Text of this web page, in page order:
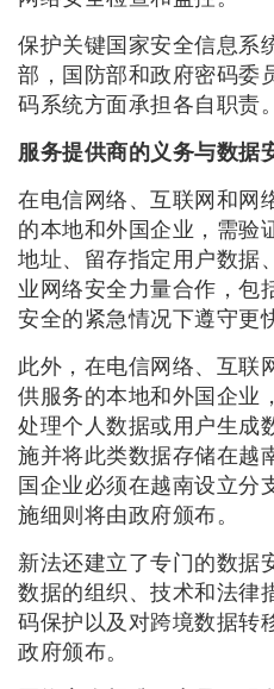
保护关键国家安全信息系
部，国防部和政府密码委
码系统方面承担各自职责。
服务提供商的义务与数据
在电信网络、互联网和网
的本地和外国企业，需验
地址、留存指定用户数据
业网络安全力量合作，包
安全的紧急情况下遵守更
此外，在电信网络、互联
供服务的本地和外国企业
处理个人数据或用户生成
施并将此类数据存储在越
国企业必须在越南设立分
施细则将由政府颁布。
新法还建立了专门的数据
数据的组织、技术和法律
码保护以及对跨境数据转
政府颁布。